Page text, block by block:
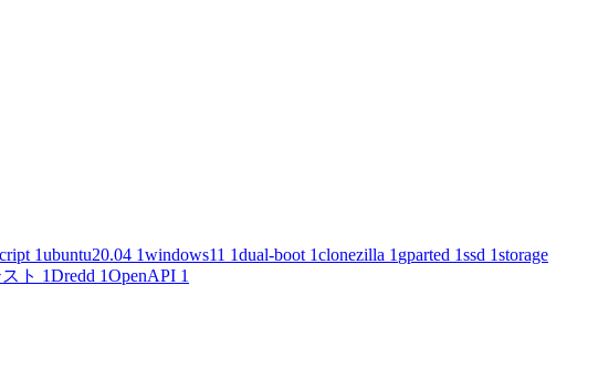
1ubuntu20.04 1windows11 1dual-boot 1clonezilla 1 gparted 1ssd 1storage
ト 1Dredd 1OpenAPI 1